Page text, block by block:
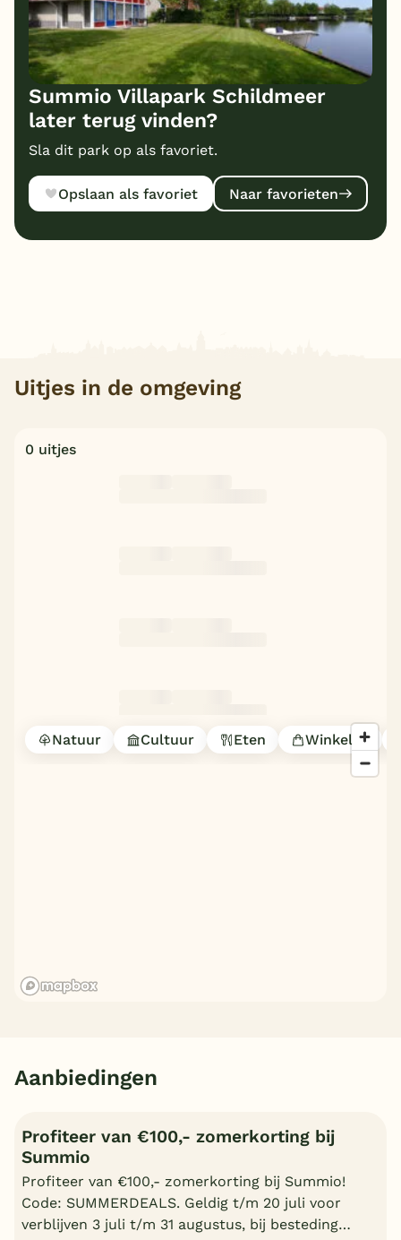
Summio Villapark Schildmeer
later terug vinden?
Sla dit park op als favoriet.
Opslaan als favoriet Naar favorieten
Uitjes in de omgeving
0 uitjes
Natuur Cultuur Eten Winkelen
Aanbiedingen
Profiteer van €100,- zomerkorting bij
Summio
Profiteer van €100,- zomerkorting bij Summio!
Code: SUMMERDEALS. Geldig t/m 20 juli voor
verblijven 3 juli t/m 31 augustus, bij besteding